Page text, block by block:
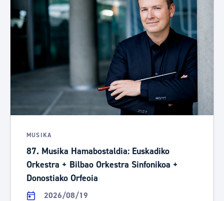
MUSIKA
87. Musika Hamabostaldia: Euskadiko
Orkestra + Bilbao Orkestra Sinfonikoa +
Donostiako Orfeoia
2026/08/19